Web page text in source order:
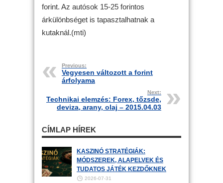
forint. Az autósok 15-25 forintos
árkülönbséget is tapasztalhatnak a
kutaknál.(mti)
Previous:
Vegyesen változott a forint
árfolyama
Next:
Technikai elemzés: Forex, tőzsde,
deviza, arany, olaj – 2015.04.03
CÍMLAP HÍREK
KASZINÓ STRATÉGIÁK:
MÓDSZEREK, ALAPELVEK ÉS
TUDATOS JÁTÉK KEZDŐKNEK
2026-07-31